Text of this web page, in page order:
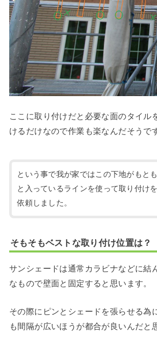
ここに取り付けだと必要な面のタイル
けるだけなので作業も楽なんだそうで
という事で我が家ではこの下地がもとも
と入っているラインを使って取り付けを
依頼しました。
そもそもベストな取り付け位置は？
サンシェードは通常カラビナなどに結
なもので壁面と固定すると思います。
その際にピンとシェードを張らせる為
も間隔が広いほうが都合が良いんだと